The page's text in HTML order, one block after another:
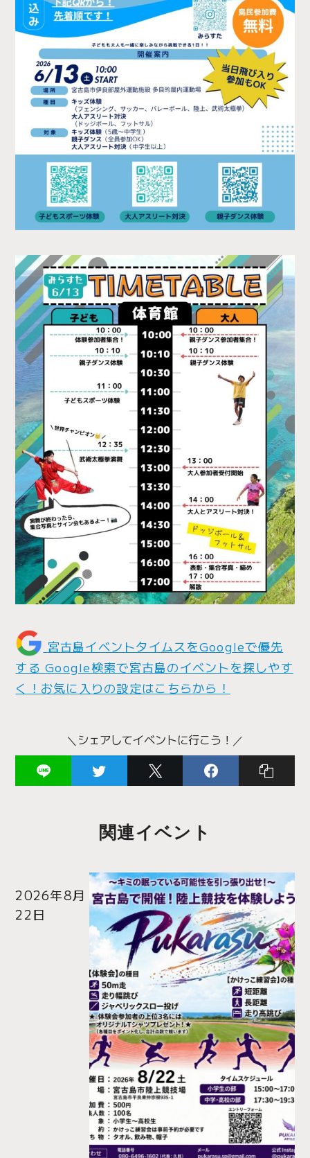
宮古島イベントタイムスをGoogleで優先
するGoogle検索で宮古島のイベントを探しやす
く！お気に入りの設定はこちらから！
＼シェアしてイベントに行こう！／
関連イベント
2026年8月
22日